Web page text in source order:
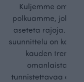
Kuljemme omaa,
polkuamme, jolla
aseteta rajoja.
suunnittelu on
kauden
omanlaista,
tunnistettavaa